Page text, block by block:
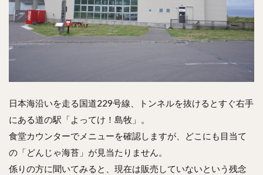
日本海沿いを走る国道229号線、トンネルを抜けるとすぐ右手
にある道の駅「よってけ！島牧」。
食堂カウンターでメニューを確認しますが、どこにも目当て
の「どんじゃ海苔」が見当たりません。
係りの方に聞いてみると、現在は販売していないという残念